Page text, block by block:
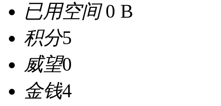
已用空间0 B
积分5
威望0
金钱4